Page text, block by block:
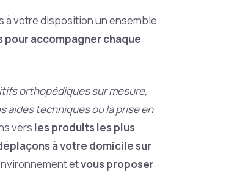
à votre disposition un ensemble
accompagner chaque
orthopédiques sur mesure,
aides techniques ou la prise en
vers les produits les plus
à votre domicile sur
etvous proposer